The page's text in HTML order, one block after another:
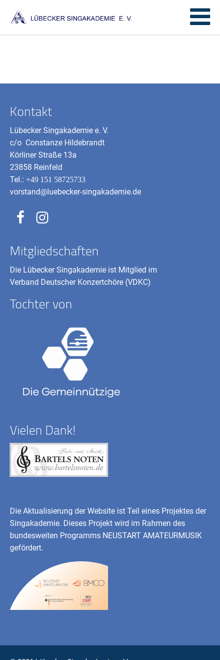
Kontakt
Lübecker Singakademie e. V.
c/o Constanze Hildebrandt
Körliner Straße 13a
23858 Reinfeld
Tel.:+49 151 58725733
vorstand@luebecker-singakademie.de
Mitgliedschaften
Die Lübecker Singakademie ist Mitglied im
Verband Deutscher Konzertchöre (VDKC)
Tochter von
Vielen Dank!
Die Aktualisierung der Website ist Teil eines Projektes der
Singakademie. Dieses Projekt wird im Rahmen des
bundesweiten Programms NEUSTART AMATEURMUSIK
gefördert.